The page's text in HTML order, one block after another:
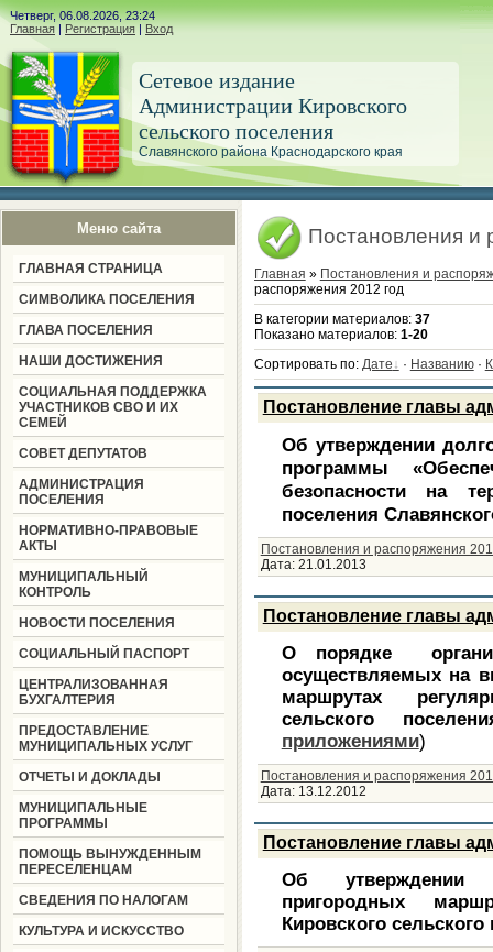
Четверг, 06.08.2026, 23:24
Главная | Регистрация | Вход
Сетевое издание
Администрации Кировского
сельского поселения
Славянского района Краснодарского края
Меню сайта
ГЛАВНАЯ СТРАНИЦА
СИМВОЛИКА ПОСЕЛЕНИЯ
ГЛАВА ПОСЕЛЕНИЯ
НАШИ ДОСТИЖЕНИЯ
СОЦИАЛЬНАЯ ПОДДЕРЖКА
УЧАСТНИКОВ СВО И ИХ
СЕМЕЙ
СОВЕТ ДЕПУТАТОВ
АДМИНИСТРАЦИЯ
ПОСЕЛЕНИЯ
НОРМАТИВНО-ПРАВОВЫЕ
АКТЫ
МУНИЦИПАЛЬНЫЙ
КОНТРОЛЬ
НОВОСТИ ПОСЕЛЕНИЯ
СОЦИАЛЬНЫЙ ПАСПОРТ
ЦЕНТРАЛИЗОВАННАЯ
БУХГАЛТЕРИЯ
ПРЕДОСТАВЛЕНИЕ
МУНИЦИПАЛЬНЫХ УСЛУГ
ОТЧЕТЫ И ДОКЛАДЫ
МУНИЦИПАЛЬНЫЕ
ПРОГРАММЫ
ПОМОЩЬ ВЫНУЖДЕННЫМ
ПЕРЕСЕЛЕНЦАМ
СВЕДЕНИЯ ПО НАЛОГАМ
КУЛЬТУРА И ИСКУССТВО
Постановления и
Главная » Постановления и
распоряжения 2012 год
В категории материалов: 37
Показано материалов: 1-20
Сортировать по: Дате · Названию·
Постановление главы
Об утверждении
программы
безопасности на
поселения
Постановления и распоряжения
Дата: 21.01.2013
Постановление главы
О порядке
осуществляемых на
маршрутах
сельского
приложениями)
Постановления и распоряжения
Дата: 13.12.2012
Постановление главы
Об утверждении
пригородных
Кировского сельского